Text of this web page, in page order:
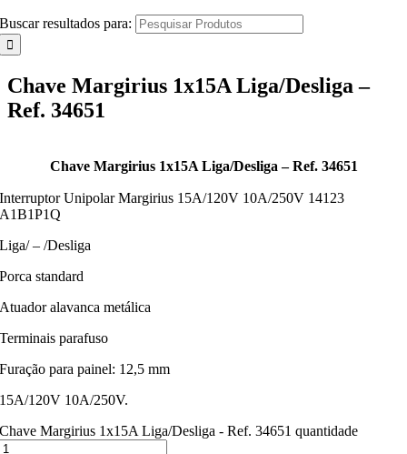
Buscar resultados para:
Chave Margirius 1x15A Liga/Desliga –
Ref. 34651
Chave Margirius 1x15A Liga/Desliga – Ref. 34651
Interruptor Unipolar Margirius 15A/120V 10A/250V 14123
A1B1P1Q
Liga/ – /Desliga
Porca standard
Atuador alavanca metálica
Terminais parafuso
Furação para painel: 12,5 mm
15A/120V 10A/250V.
Chave Margirius 1x15A Liga/Desliga - Ref. 34651 quantidade